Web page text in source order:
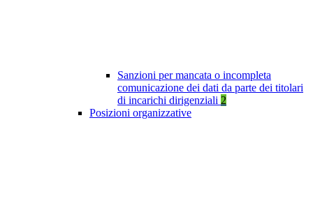
Sanzioni per mancata o incompleta
comunicazione dei dati da parte dei titolari
di incarichi dirigenziali 2
Posizioni organizzative